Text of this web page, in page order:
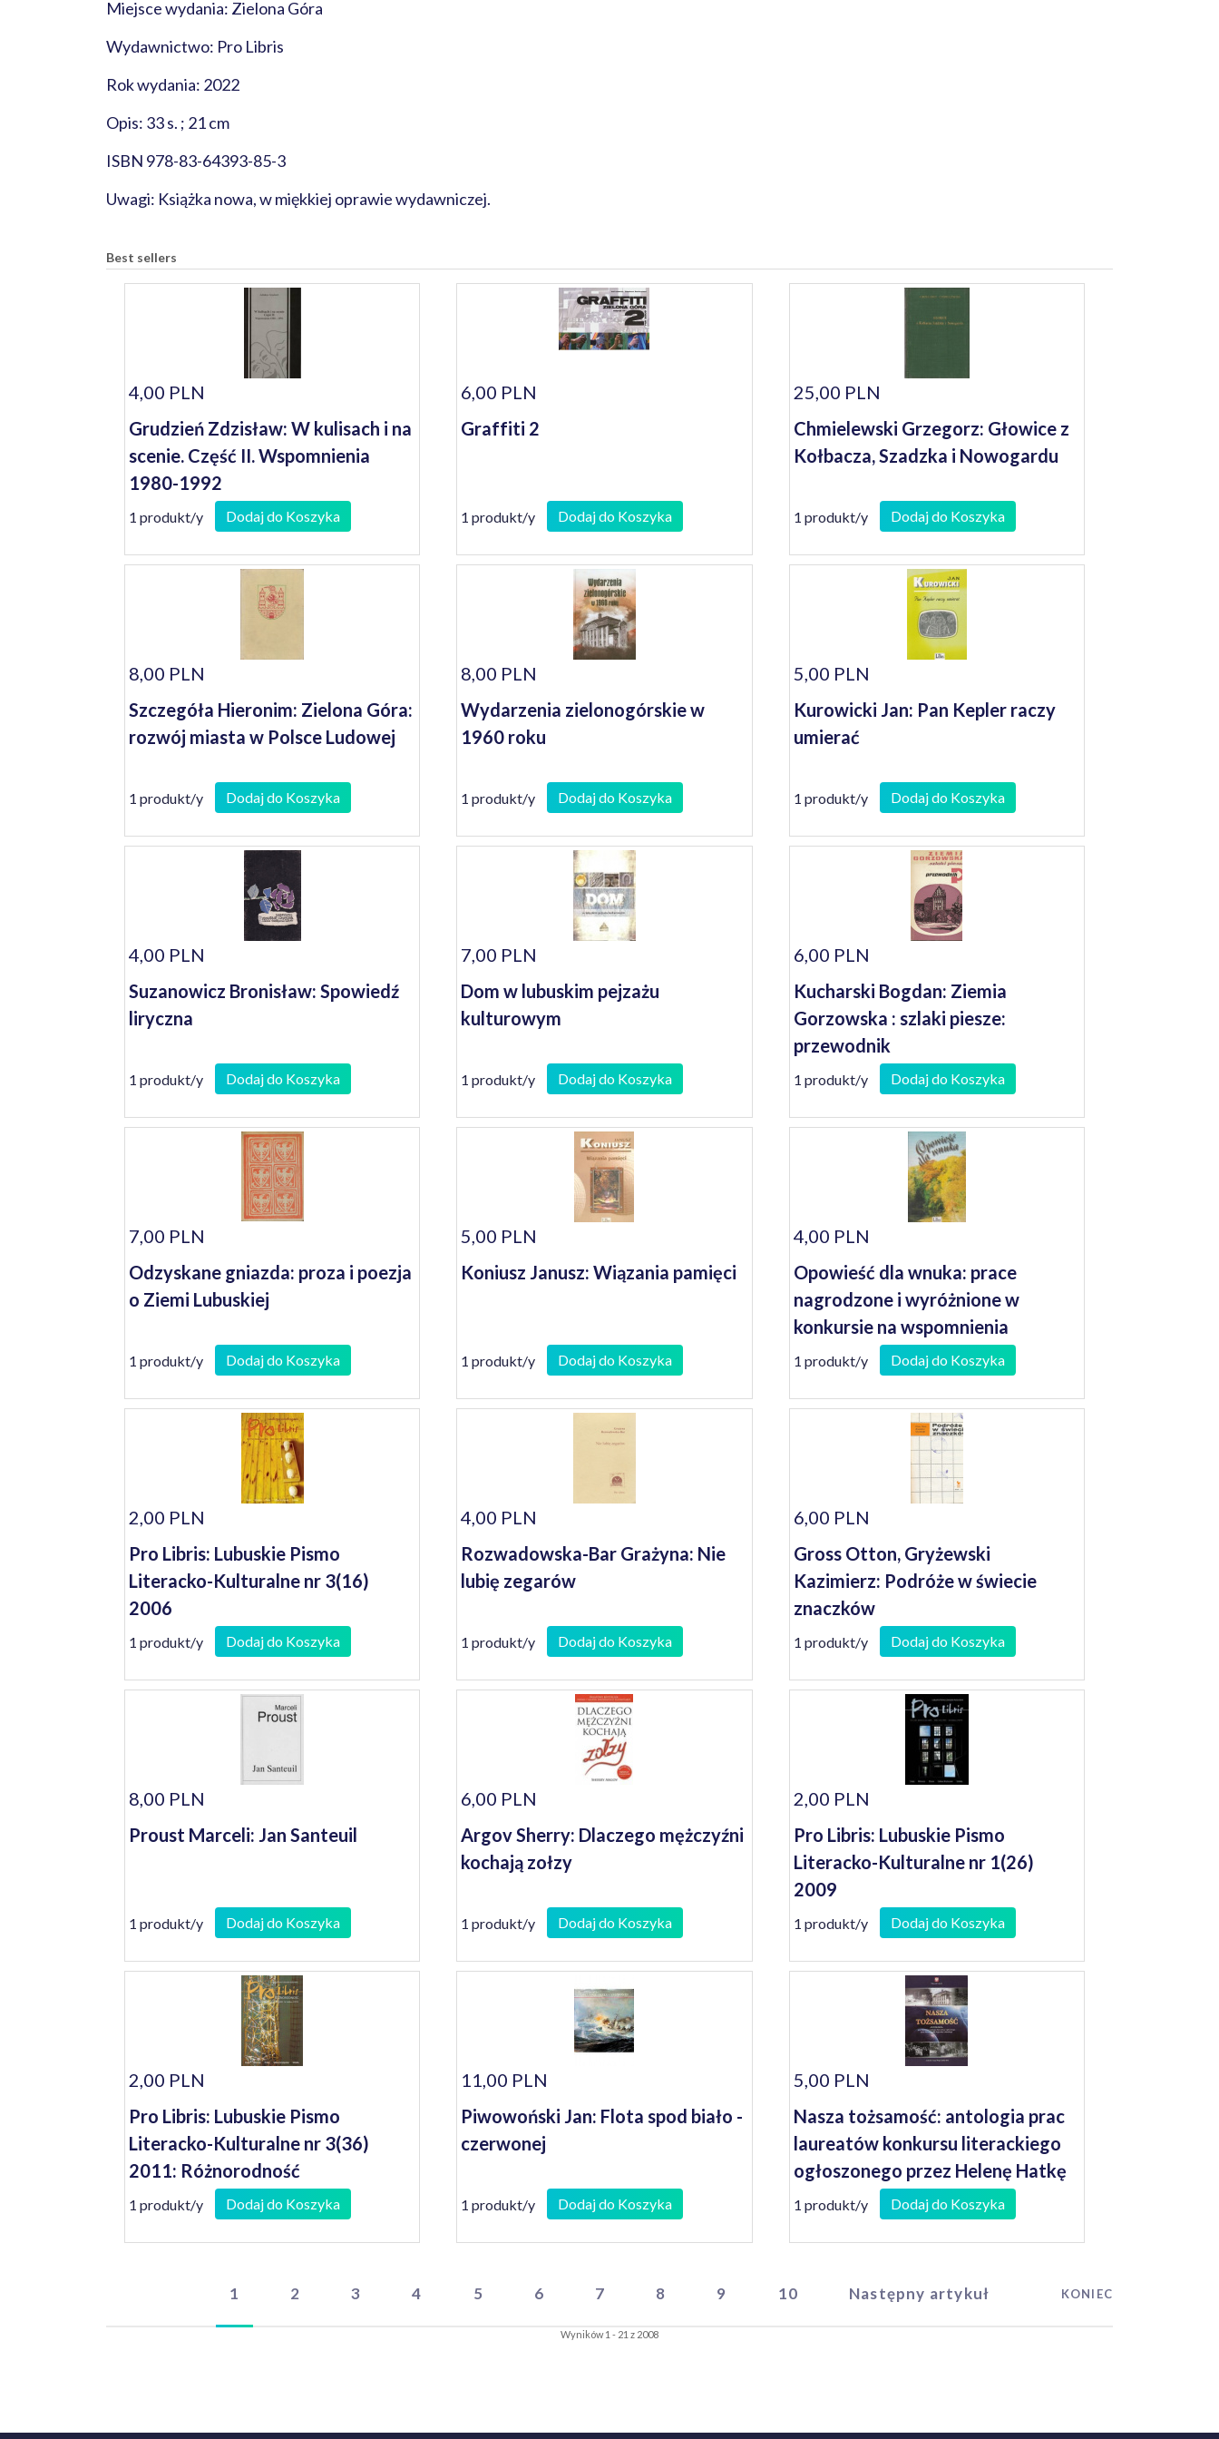
Miejsce wydania: Zielona Góra
Wydawnictwo: Pro Libris
Rok wydania: 2022
Opis: 33 s. ; 21 cm
ISBN 978-83-64393-85-3
Uwagi: Książka nowa, w miękkiej oprawie wydawniczej.
Best sellers
4,00 PLN
Grudzień Zdzisław: W kulisach i na
scenie. Część II. Wspomnienia
1980-1992
1 produkt/y Dodaj do Koszyka
6,00 PLN
Graffiti 2
1 produkt/y Dodaj do Koszyka
25,00 PLN
Chmielewski Grzegorz: Głowice z
Kołbacza, Szadzka i Nowogardu
1 produkt/y Dodaj do Koszyka
8,00 PLN
Szczegóła Hieronim: Zielona Góra:
rozwój miasta w Polsce Ludowej
1 produkt/y Dodaj do Koszyka
8,00 PLN
Wydarzenia zielonogórskie w
1960 roku
1 produkt/y Dodaj do Koszyka
5,00 PLN
Kurowicki Jan: Pan Kepler raczy
umierać
1 produkt/y Dodaj do Koszyka
4,00 PLN
Suzanowicz Bronisław: Spowiedź
liryczna
1 produkt/y Dodaj do Koszyka
7,00 PLN
Dom w lubuskim pejzażu
kulturowym
1 produkt/y Dodaj do Koszyka
6,00 PLN
Kucharski Bogdan: Ziemia
Gorzowska : szlaki piesze:
przewodnik
1 produkt/y Dodaj do Koszyka
7,00 PLN
Odzyskane gniazda: proza i poezja
o Ziemi Lubuskiej
1 produkt/y Dodaj do Koszyka
5,00 PLN
Koniusz Janusz: Wiązania pamięci
1 produkt/y Dodaj do Koszyka
4,00 PLN
Opowieść dla wnuka: prace
nagrodzone i wyróżnione w
konkursie na wspomnienia
seniorów
1 produkt/y Dodaj do Koszyka
2,00 PLN
Pro Libris: Lubuskie Pismo
Literacko-Kulturalne nr 3(16)
2006
1 produkt/y Dodaj do Koszyka
4,00 PLN
Rozwadowska-Bar Grażyna: Nie
lubię zegarów
1 produkt/y Dodaj do Koszyka
6,00 PLN
Gross Otton, Gryżewski
Kazimierz: Podróże w świecie
znaczków
1 produkt/y Dodaj do Koszyka
8,00 PLN
Proust Marceli: Jan Santeuil
1 produkt/y Dodaj do Koszyka
6,00 PLN
Argov Sherry: Dlaczego mężczyźni
kochają zołzy
1 produkt/y Dodaj do Koszyka
2,00 PLN
Pro Libris: Lubuskie Pismo
Literacko-Kulturalne nr 1(26)
2009
1 produkt/y Dodaj do Koszyka
2,00 PLN
Pro Libris: Lubuskie Pismo
Literacko-Kulturalne nr 3(36)
2011: Różnorodność
1 produkt/y Dodaj do Koszyka
11,00 PLN
Piwowoński Jan: Flota spod biało -
czerwonej
1 produkt/y Dodaj do Koszyka
5,00 PLN
Nasza tożsamość: antologia prac
laureatów konkursu literackiego
ogłoszonego przez Helenę Hatkę
Wojewodę Lubuskiego
1 produkt/y Dodaj do Koszyka
1 2 3 4 5 6 7 8 9 10 Następny artykuł KONIEC
Wyników 1 - 21 z 2008